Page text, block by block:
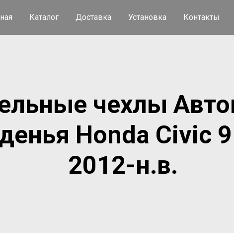
Каталог Доставка Установка Контакты
чехлы
Honda Civic
2012-н.в.